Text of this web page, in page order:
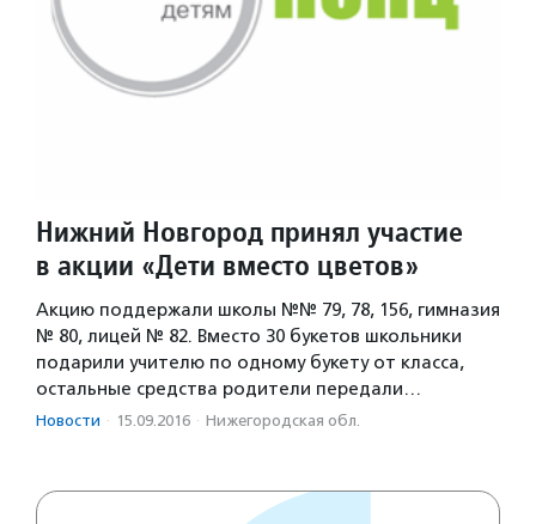
Нижний Новгород принял участие
в акции «Дети вместо цветов»
Акцию поддержали школы №№ 79, 78, 156, гимназия
№ 80, лицей № 82. Вместо 30 букетов школьники
подарили учителю по одному букету от класса,
остальные средства родители передали…
Новости · 15.09.2016 · Нижегородская обл.